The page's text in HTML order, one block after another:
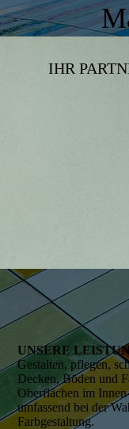
IHR
UNSERE
Gestalten, pflegen,
Decken, Böden und
Oberflächen im
umfassend bei der
Farbgestaltung.